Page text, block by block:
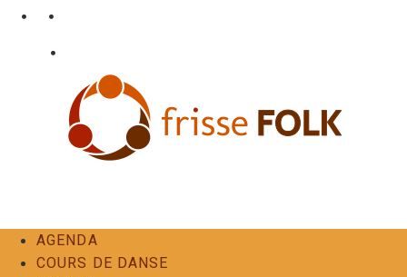
• •
•
AGENDA
COURS DE DANSE